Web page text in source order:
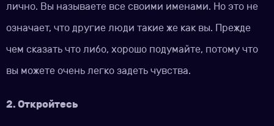
лично. Вы называете все своими именами. Но это не
означает, что другие люди такие же как вы. Прежде
чем сказать что либо, хорошо подумайте, потому что
вы можете очень легко задеть чувства.
2. Откройтесь